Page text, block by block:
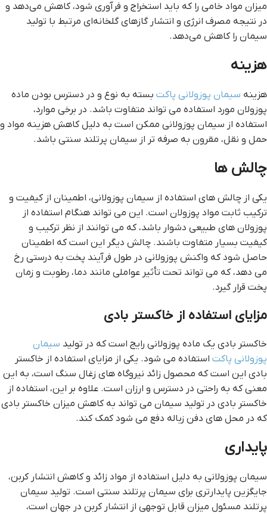
میزان مواد خامی را که باید استخراج و فرآوری شود، کاهش می‌دهد و
در نتیجه مصرف انرژی و انتشار گازهای گلخانه‌ای مرتبط با تولید
سیمان را کاهش می‌دهد.
هزینه
هزینه سیمان پوزولانی پاکت بسته به نوع و در دسترس بودن ماده
پوزولان مورد استفاده می تواند متفاوت باشد. در برخی موارد،
استفاده از سیمان پوزولانی ممکن است به دلیل کاهش هزینه مواد و
حمل و نقل، مقرون به صرفه تر از سیمان پرتلند سنتی باشد.
چالش ها
یکی از چالش های استفاده از سیمان پوزولانی، اطمینان از کیفیت و
ترکیب ثابت مواد پوزولان است. این می تواند هنگام استفاده از
پوزولان های طبیعی دشوار باشد، که می توانند از نظر ترکیب و
کیفیت بسیار متفاوت باشند. چالش دیگر این است که اطمینان
حاصل شود که واکنش پوزولانی در طول فرآیند پخت به درستی رخ
می دهد، که می تواند تحت تأثیر عواملی مانند دما، رطوبت و زمان
پخت قرار گیرد.
مزایای استفاده از خاکستر بادی
خاکستر بادی یک ماده پوزولانی رایج است که در تولید سیمان
پوزولانی پاکت استفاده می شود. یکی از مزایای استفاده از خاکستر
بادی این است که محصول زائد نیروگاه های زغال سنگ است، به این
معنی که به راحتی در دسترس و ارزان است. علاوه بر این، استفاده از
خاکستر بادی در تولید سیمان می تواند به کاهش میزان خاکستر بادی
که در محل های دفن زباله دفع می شود کمک کند.
پایداری
سیمان پوزولانی به دلیل استفاده از مواد زائد و کاهش انتشار کربن،
جایگزین پایدارتری برای سیمان پرتلند سنتی است. تولید سیمان
پرتلند مسئول میزان قابل توجهی از انتشار کربن در جهان است،